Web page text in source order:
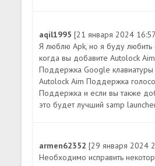
aqil1995[21 января 2024
Я люблю Apk, но я буду любить
когда вы добавите Autolock
Поддержка Google
Autolock Aim Поддержка
Поддержка и если вы также
это будет лучший samp
armen62352[29 января 2024
Необходимо исправить